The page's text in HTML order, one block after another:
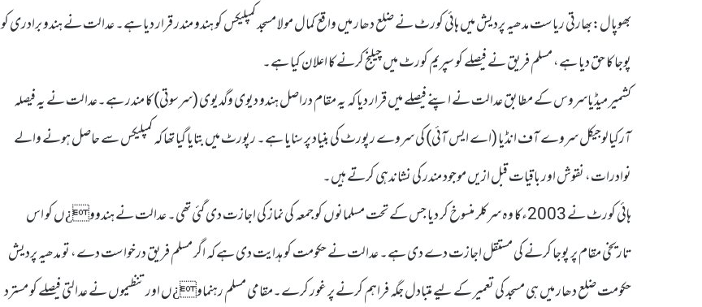
بھوپال:بھارتی ریاست مدھیہ پردیش میں ہائی کورٹ نے ضلع دھار میں واقع کمال مولا مسجد کمپلیکس کو ہندو مندر قرار دیا ہے۔ عدالت نے ہندو برادری کو
پوجا کا حق دیا ہے، مسلم فریق نے فیصلے کو سپریم کورٹ میں چیلنج کرنے کا اعلان کیا ہے۔
کشمیر میڈیاسروس کے مطابق عدالت نے اپنے فیصلے میں قرار دیا کہ یہ مقام دراصل ہندو دیوی وگدیوی (سرسوتی) کا مندر ہے۔عدالت نے یہ فیصلہ
آرکیالوجیکل سروے آف انڈیا (اے ایس آئی) کی سروے رپورٹ کی بنیاد پر سنایا ہے۔ رپورٹ میں بتایا گیا تھا کہ کمپلیکس سے حاصل ہونے والے
نوادرات، نقوش اور باقیات قبل ازیں موجود مندر کی نشاندہی کرتے ہیں۔
ہائی کورٹ نے 2003ءکا وہ سرکلر منسوخ کر دیا جس کے تحت مسلمانوں کو جمعہ کی نماز کی اجازت دی گئی تھی۔ عدالت نے ہندوو¿ں کو اس
تاریخی مقام پر پوجا کرنے کی مستقل اجازت دے دی ہے۔ عدالت نے حکومت کو ہدایت دی ہے کہ اگر مسلم فریق درخواست دے، تو مدھیہ پردیش
حکومت ضلع دھار میں ہی مسجد کی تعمیر کے لیے متبادل جگہ فراہم کرنے پر غور کرے۔مقامی مسلم رہنماو¿ں اور تنظیموں نے عدالتی فیصلے کو مسترد